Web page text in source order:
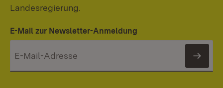
Landesregierung.
E-Mail zur Newsletter-Anmeldung